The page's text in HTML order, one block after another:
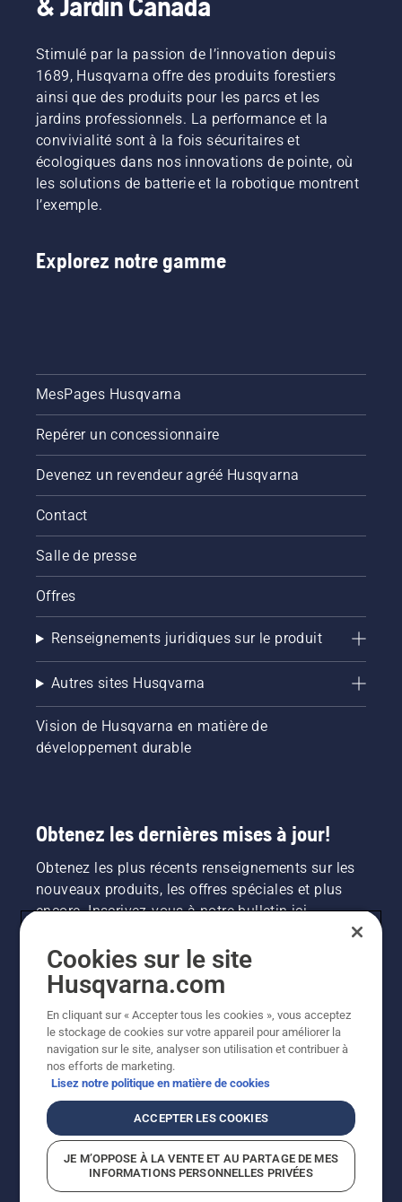
Stimulé par la passion de l’innovation depuis
1689, Husqvarna offre des produits forestiers
ainsi que des produits pour les parcs et les
jardins professionnels. La performance et la
convivialité sont à la fois sécuritaires et
écologiques dans nos innovations de pointe, où
les solutions de batterie et la robotique montrent
l’exemple.
Explorez notre gamme
MesPages Husqvarna
Repérer un concessionnaire
Devenez un revendeur agréé Husqvarna
Contact
Salle de presse
Offres
Renseignements juridiques sur le produit
Autres sites Husqvarna
Vision de Husqvarna en matière de
développement durable
Obtenez les dernières mises à jour!
Obtenez les plus récents renseignements sur les
nouveaux produits, les offres spéciales et plus
encore. Inscrivez-vous à notre bulletin ici.
INSCRIPTION À LA NEWSLETTER
l'amélioration continue, le produit peut légèrement
varier par rapport aux images, mais la fonctionnalité de
Cookies sur le site
Husqvarna.com
En cliquant sur « Accepter tous les cookies », vous acceptez
le stockage de cookies sur votre appareil pour améliorer la
navigation sur le site, analyser son utilisation et contribuer à
nos efforts de marketing.
Lisez notre politique en matière de cookies
ACCEPTER LES COOKIES
JE M’OPPOSE À LA VENTE ET AU PARTAGE DE MES
INFORMATIONS PERSONNELLES PRIVÉES